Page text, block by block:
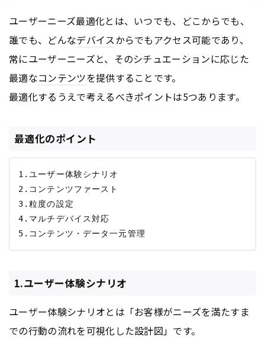
ユーザーニーズ最適化とは、いつでも、どこからでも、
誰でも、どんなデバイスからでもアクセス可能であり、
常にユーザーニーズと、そのシチュエーションに応じた
最適なコンテンツを提供することです。
最適化するうえで考えるべきポイントは5つあります。
最適化のポイント
1.ユーザー体験シナリオ
2.コンテンツファースト
3.粒度の設定
4.マルチデバイス対応
1.ユーザー体験シナリオ
ユーザー体験シナリオとは「お客様がニーズを満たすま
での行動の流れを可視化した設計図」です。